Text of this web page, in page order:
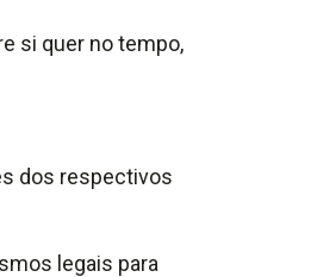
si quer no tempo,
dos respectivos
legais para